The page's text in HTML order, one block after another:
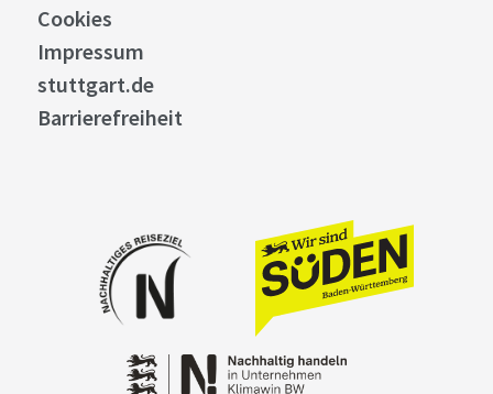
Cookies
Impressum
stuttgart.de
Barrierefreiheit